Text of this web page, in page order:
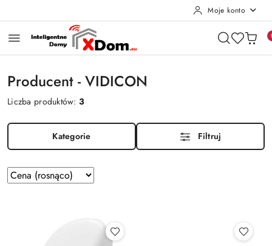
Moje konto
Producent - VIDICON
Liczba produktów:3
Kategorie Filtruj
Zastosowano
sortowanie:
Sortuj
według